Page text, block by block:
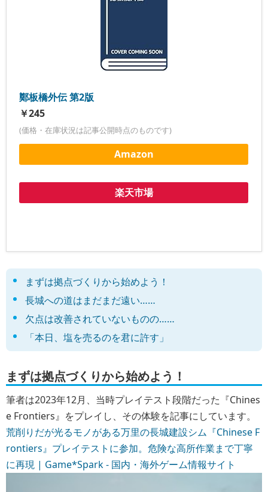
鄭板橋外伝 第2版
￥245
(価格・在庫状況は記事公開時点のものです)
Amazon
楽天市場
まずは拠点づくりから始めよう！
長城への道はまだまだ遠い……
欠点は改善されていないものの……
「本日、塩を売るのを君に許す」
まずは拠点づくりから始めよう！
筆者は2023年12月、当時プレイテスト段階だった『Chines
e Frontiers』をプレイし、その体験を記事にしています。
荒削りだが光るモノがある万里の長城建設シム『Chinese F
rontiers』プレイテストに参加。危険な高所作業まで丁寧
に再現 | Game*Spark - 国内・海外ゲーム情報サイト